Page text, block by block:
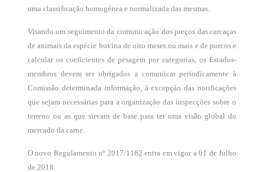
uma classificação homogénea e normalizada das mesmas.
Visando um seguimento da comunicação dos preços das carcaças
de animais da espécie bovina de oito meses ou mais e de porcos e
calcular os coeficientes de pesagem por categorias, os Estados-
membros devem ser obrigados a comunicar periodicamente à
Comissão determinada informação, à excepção das notificações
que sejam necessárias para a organização das inspecções sobre o
terreno ou as que sirvam de base para ter uma visão global do
mercado da carne.
O novo Regulamento nº 2017/1182 entra em vigor a 01 de Julho
de 2018.